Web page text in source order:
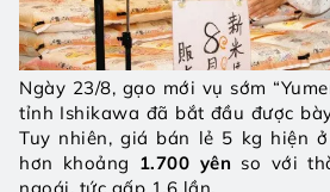
Ngày 23/8, gạo mới vụ sớm
tỉnh Ishikawa đã bắt đầu được
Tuy nhiên, giá bán lẻ 5 kg hiện
hơn khoảng 1.700 yên so với